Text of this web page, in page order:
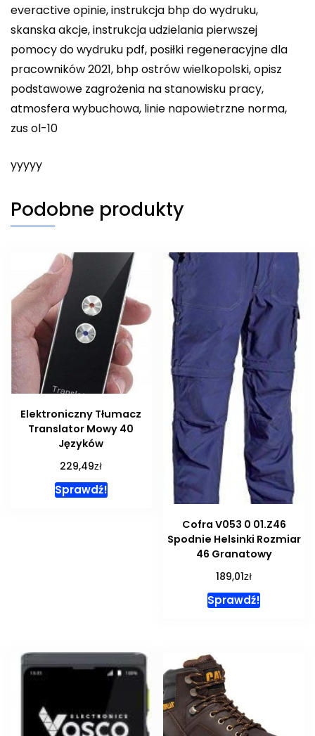
everactive opinie, instrukcja bhp do wydruku,
skanska akcje, instrukcja udzielania pierwszej
pomocy do wydruku pdf, posiłki regeneracyjne dla
pracowników 2021, bhp ostrów wielkopolski, opisz
podstawowe zagrożenia na stanowisku pracy,
atmosfera wybuchowa, linie napowietrzne norma,
zus ol-10
yyyyy
Podobne produkty
Elektroniczny Tłumacz
Translator Mowy 40
Języków
229,49zł
Sprawdź!
Cofra V053 0 01.Z46
Spodnie Helsinki Rozmiar
46 Granatowy
189,01zł
Sprawdź!